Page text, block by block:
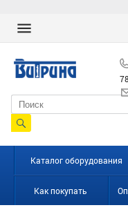
Каталог оборудования
Как покупать